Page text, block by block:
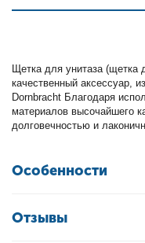
Щетка для унитаза
качественный аксессуар,
Dornbracht Благодаря
материалов высочайшего
долговечностью и
Особенности
Отзывы